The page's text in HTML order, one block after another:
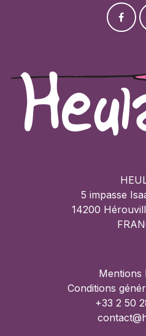
5 impasse
14200
Mentions
Conditions
+33 2 50